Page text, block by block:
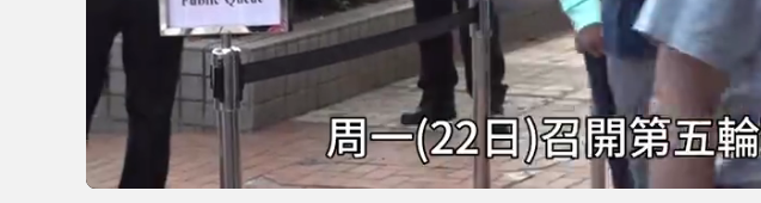
n
L
o